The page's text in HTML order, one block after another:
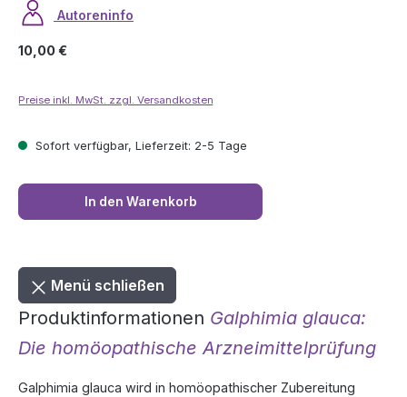
Autoreninfo
Regulärer Preis:
10,00 €
Preise inkl. MwSt. zzgl. Versandkosten
Sofort verfügbar, Lieferzeit: 2-5 Tage
In den Warenkorb
Menü schließen
Produktinformationen Galphimia glauca:
Die homöopathische Arzneimittelprüfung
Galphimia glauca wird in homöopathischer Zubereitung